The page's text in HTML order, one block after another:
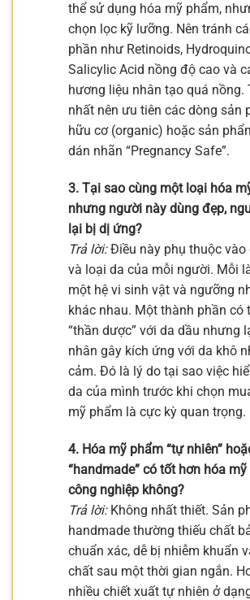
thể sử dụng hóa mỹ phẩm,
chọn lọc kỹ lưỡng. Nên tránh
phần như Retinoids,
Salicylic Acid nồng độ cao và
hương liệu nhân tạo quá nồng.
nhất nên ưu tiên các dòng sản
hữu cơ (organic) hoặc sản
dán nhãn “Pregnancy Safe”.
3. Tại sao cùng một loại hóa
nhưng người này dùng đẹp,
lại bị dị ứng?
Trả lời:Điều này phụ thuộc vào
và loại da của mỗi người. Mỗi
một hệ vi sinh vật và ngưỡng
khác nhau. Một thành phần có
“thần dược” với da dầu nhưng
nhân gây kích ứng với da khô
cảm. Đó là lý do tại sao việc
da của mình trước khi chọn
mỹ phẩm là cực kỳ quan trọng.
4. Hóa mỹ phẩm “tự nhiên”
“handmade” có tốt hơn hóa
công nghiệp không?
Trả lời:Không nhất thiết. Sản
handmade thường thiếu chất
chuẩn xác, dễ bị nhiễm khuẩn
chất sau một thời gian ngắn.
nhiều chiết xuất tự nhiên ở